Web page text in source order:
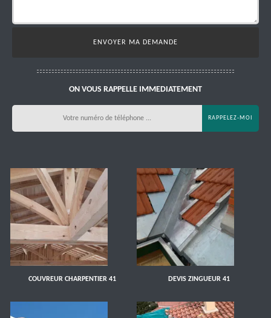
ON VOUS RAPPELLE IMMEDIATEMENT
COUVREUR CHARPENTIER 41 DEVIS ZINGUEUR 41